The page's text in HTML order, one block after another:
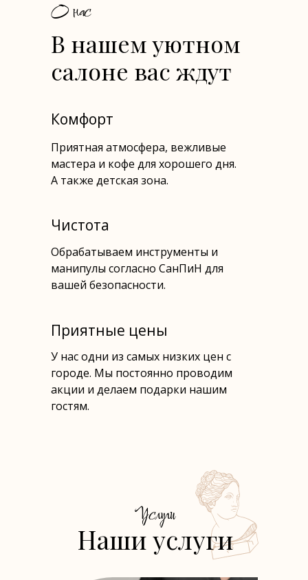
В нашем уютном
салоне вас ждут
О нас
Приятные цены
У нас одни из самых низких цен с
городе. Мы постоянно проводим
акции и делаем подарки нашим
гостям.
Чистота
Обрабатываем инструменты и
манипулы согласно СанПиН для
вашей безопасности.
Приятная атмосфера, вежливые
мастера и кофе для хорошего дня.
А также детская зона.
Комфорт
Наши услуги
Услуги